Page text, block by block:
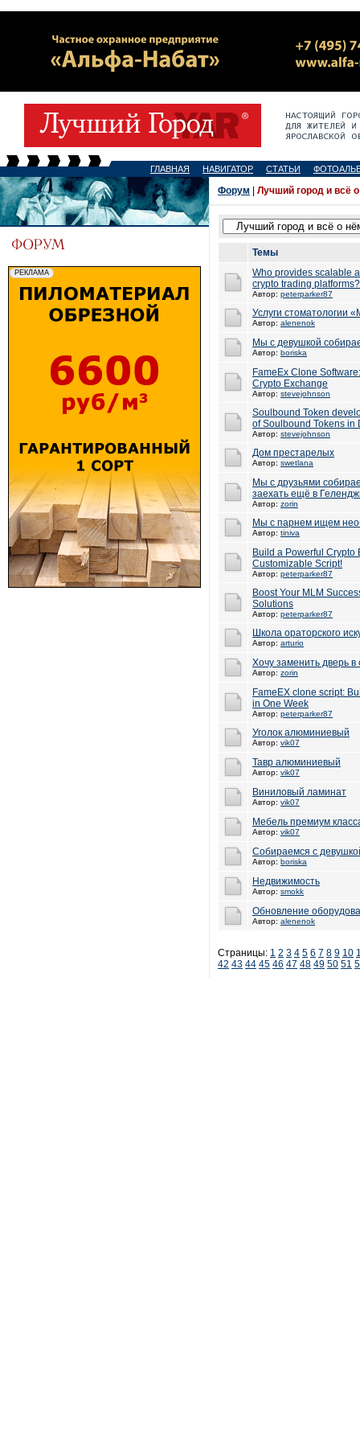
ГЛАВНАЯ НАВИГАТОР СТАТЬИ
Форум Лучший город и всё
Темы
Who provides scalable
crypto trading platforms?
Автор: peterparker87
Услуги стоматологии
Автор: alenenok
Мы с девушкой
Автор: boriska
FameEx Clone
Crypto Exchange
Автор: stevejohnson
Soulbound Token
of Soulbound Tokens in
Автор: stevejohnson
Дом престарелых
Автор: swetlana
Мы с друзьями
заехать ещё в
Автор: zorin
Мы с парнем ищем
Автор: tiniva
Build a Powerful
Customizable Script!
Автор: peterparker87
Boost Your MLM
Solutions
Автор: peterparker87
Школа ораторского
Автор: arturio
Хочу заменить дверь в
Автор: zorin
FameEX clone script:
in One Week
Автор: peterparker87
Уголок алюминиевый
Автор: vik07
Тавр алюминиевый
Автор: vik07
Виниловый ламинат
Автор: vik07
Мебель премиум
Автор: vik07
Собираемся с
Автор: boriska
Недвижимость
Автор: smokk
Обновление
Автор: alenenok
Страницы: 1 2 3 4 5 6 7 8 9 10
42 43 44 45 46 47 48 49 50 51